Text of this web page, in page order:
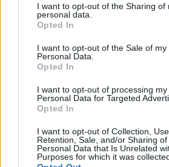
I want to opt-out of the Sharing of
personal data.
Opted In
I want to opt-out of the Sale of my
Personal Data.
Opted In
I want to opt-out of processing my
Personal Data for Targeted
Opted In
I want to opt-out of Collection, Use,
Retention, Sale, and/or Sharing of
Personal Data that Is Unrelated
Purposes for which it was
61.
Nyíregyházi
62. Érdi Vörösmarty
63. Miskolci Zrínyi Ilona
64.
Farkas